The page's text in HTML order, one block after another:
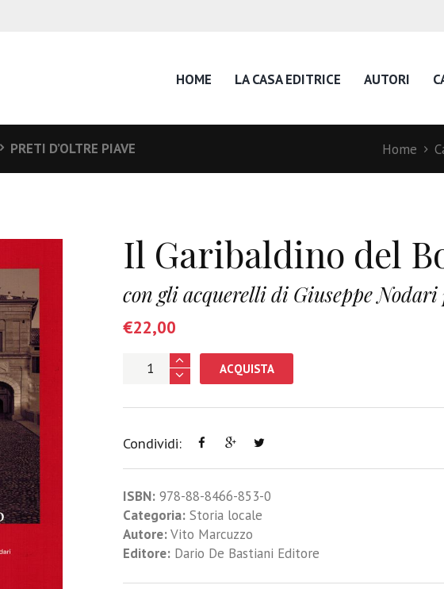
HOME LA CASA EDITRICE AUTORI
PRETI D’OLTRE PIAVE Home
Il Garibaldino del
con gli acquerelli di Giuseppe
€22,00
ACQUISTA
Condividi:
ISBN: 978-88-8466-853-0
Categoria: Storia locale
Autore:Vito Marcuzzo
Editore:Dario De Bastiani Editore